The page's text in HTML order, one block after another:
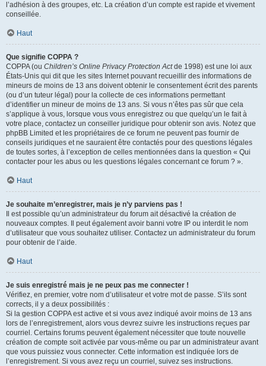
l’adhésion à des groupes, etc. La création d’un compte est rapide et vivement
conseillée.
Haut
Que signifie COPPA ?
COPPA (ou Children’s Online Privacy Protection Actde 1998) est une loi aux
États-Unis qui dit que les sites Internet pouvant recueillir des informations de
mineurs de moins de 13 ans doivent obtenir le consentement écrit des parents
(ou d’un tuteur légal) pour la collecte de ces informations permettant
d’identifier un mineur de moins de 13 ans. Si vous n’êtes pas sûr que cela
s’applique à vous, lorsque vous vous enregistrez ou que quelqu’un le fait à
votre place, contactez un conseiller juridique pour obtenir son avis. Notez que
phpBB Limited et les propriétaires de ce forum ne peuvent pas fournir de
conseils juridiques et ne sauraient être contactés pour des questions légales
de toutes sortes, à l’exception de celles mentionnées dans la question « Qui
contacter pour les abus ou les questions légales concernant ce forum ? ».
Haut
Je souhaite m’enregistrer, mais je n’y parviens pas !
Il est possible qu’un administrateur du forum ait désactivé la création de
nouveaux comptes. Il peut également avoir banni votre IP ou interdit le nom
d’utilisateur que vous souhaitez utiliser. Contactez un administrateur du forum
pour obtenir de l’aide.
Haut
Je suis enregistré mais je ne peux pas me connecter !
Vérifiez, en premier, votre nom d’utilisateur et votre mot de passe. S’ils sont
corrects, il y a deux possibilités :
Si la gestion COPPA est active et si vous avez indiqué avoir moins de 13 ans
lors de l’enregistrement, alors vous devrez suivre les instructions reçues par
courriel. Certains forums peuvent également nécessiter que toute nouvelle
création de compte soit activée par vous-même ou par un administrateur avant
que vous puissiez vous connecter. Cette information est indiquée lors de
l’enregistrement. Si vous avez reçu un courriel, suivez ses instructions.